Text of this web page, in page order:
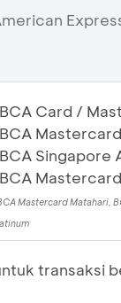
BCA Card /
BCA
BCA Singapore
BCA
Mastercard Matahari,
transaksi